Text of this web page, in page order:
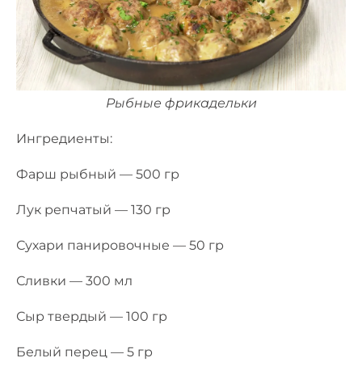
Рыбные фрикадельки
Ингредиенты:
Фарш рыбный — 500 гр
Лук репчатый — 130 гр
Сухари панировочные — 50 гр
Сливки — 300 мл
Сыр твердый — 100 гр
Белый перец — 5 гр